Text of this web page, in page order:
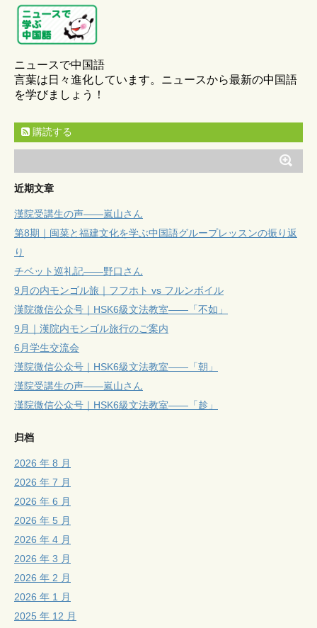
ニュースで中国語
言葉は日々進化しています。ニュースから最新の中国語
を学びましょう！
購読する
近期文章
漢院受講生の声——嵐山さん
第8期｜闽菜と福建文化を学ぶ中国語グループレッスンの振り返
り
チベット巡礼記——野口さん
9月の内モンゴル旅｜フフホト vs フルンボイル
漢院微信公众号｜HSK6級文法教室——「不如」
9月｜漢院内モンゴル旅行のご案内
6月学生交流会
漢院微信公众号｜HSK6級文法教室——「朝」
漢院受講生の声——嵐山さん
漢院微信公众号｜HSK6級文法教室——「趁」
归档
2026 年 8 月
2026 年 7 月
2026 年 6 月
2026 年 5 月
2026 年 4 月
2026 年 3 月
2026 年 2 月
2026 年 1 月
2025 年 12 月